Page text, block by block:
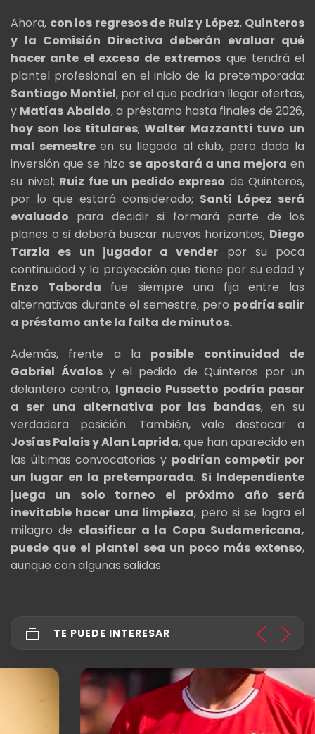
Ahora, con los regresos de Ruiz y López, Quinteros
y la Comisión Directiva deberán evaluar qué
hacer ante el exceso de extremos que tendrá el
plantel profesional en el inicio de la pretemporada:
Santiago Montiel, por el que podrían llegar ofertas,
y Matías Abaldo, a préstamo hasta finales de 2026,
hoy son los titulares;Walter Mazzantti tuvo un
mal semestreen su llegada al club, pero dada la
inversión que se hizo se apostará a una mejora en
su nivel; Ruiz fue un pedido expreso de Quinteros,
por lo que estará considerado; Santi López será
evaluado para decidir si formará parte de los
planes o si deberá buscar nuevos horizontes; Diego
Tarzia es un jugador a vender por su poca
continuidad y la proyección que tiene por su edad y
Enzo Taborda fue siempre una fija entre las
alternativas durante el semestre, pero podría salir
a préstamo ante la falta de minutos.
Además, frente a la posible continuidad de
Gabriel Ávalosy el pedido de Quinteros por un
delantero centro, Ignacio Pussetto podría pasar
a ser una alternativa por las bandas, en su
verdadera posición. También, vale destacar a
Josías Palais y Alan Laprida, que han aparecido en
las últimas convocatorias y podrían competir por
un lugar en la pretemporada. Si Independiente
juega un solo torneo el próximo año será
inevitable hacer una limpieza, pero si se logra el
milagro de clasificar a la Copa Sudamericana,
puede que el plantel sea un poco más extenso,
aunque con algunas salidas.
TE PUEDE INTERESAR